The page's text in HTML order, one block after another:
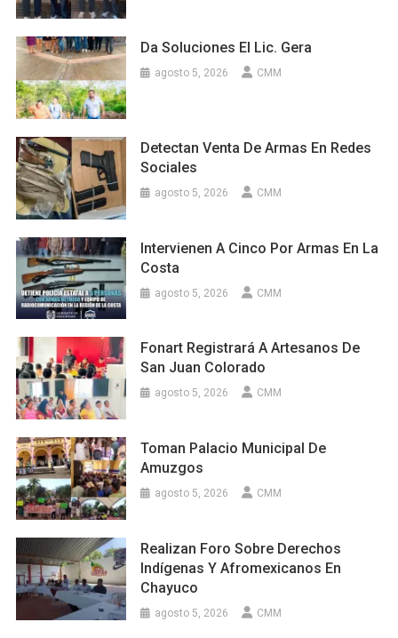
Da Soluciones El Lic. Gera
agosto 5, 2026 CMM
Detectan Venta De Armas En Redes
Sociales
agosto 5, 2026 CMM
Intervienen A Cinco Por Armas En La
Costa
agosto 5, 2026 CMM
Fonart Registrará A Artesanos De
San Juan Colorado
agosto 5, 2026 CMM
Toman Palacio Municipal De
Amuzgos
agosto 5, 2026 CMM
Realizan Foro Sobre Derechos
Indígenas Y Afromexicanos En
Chayuco
agosto 5, 2026 CMM